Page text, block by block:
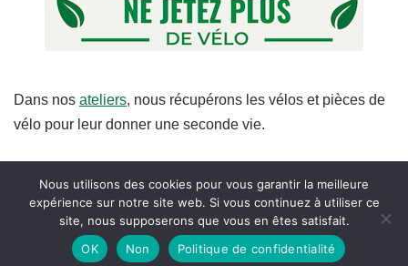
Dans nos ateliers, nous récupérons les vélos et pièces de
vélo pour leur donner une seconde vie.
Neve| Propulsé parWordPress
Nous utilisons des cookies pour vous garantir la meilleure
expérience sur notre site web. Si vous continuez à utiliser ce
site, nous supposerons que vous en êtes satisfait.
OK
Non Politique de confidentialité